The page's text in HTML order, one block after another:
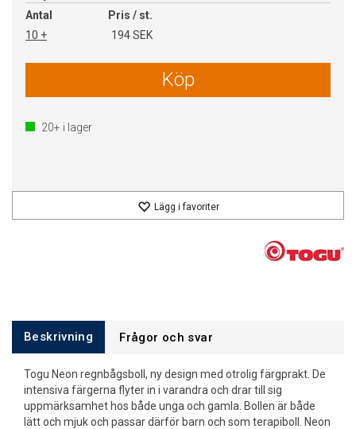
Antal
Pris / st.
10 +
194 SEK
Köp
20+ i lager
Lägg i favoriter
Beskrivning Frågor och svar
Togu Neon regnbågsboll, ny design med otrolig färgprakt. De
intensiva färgerna flyter in i varandra och drar till sig
uppmärksamhet hos både unga och gamla. Bollen är både
lätt och mjuk och passar därför barn och som terapiboll. Neon